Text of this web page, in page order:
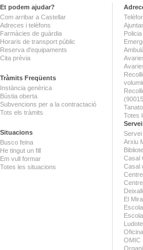
Et podem ajudar?
Com arribar a Castellar
Adreces i telèfons
Farmàcies de guàrdia
Horaris de transport públic
Reserva d'equipaments
Cita prèvia
Tràmits Freqüents
Instància genèrica
Bústia oberta
Subvencions per a la contractació
Tots els tràmits
Situacions
Busco feina
He tingut un fill
Em vull formar
Totes les situacions
Totes
Servei
Arxiu
Casal
Casal
El
OMIC